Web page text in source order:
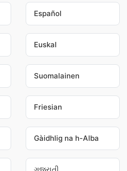
Español
Euskal
Suomalainen
Friesian
Gàidhlig na h-Alba